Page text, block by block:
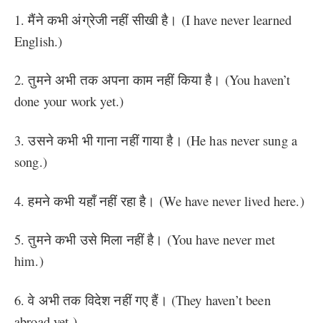
1. मैंने कभी अंग्रेजी नहीं सीखी है। (I have never learned
English.)
2. तुमने अभी तक अपना काम नहीं किया है। (You haven’t
done your work yet.)
3. उसने कभी भी गाना नहीं गाया है। (He has never sung a
song.)
4. हमने कभी यहाँ नहीं रहा है। (We have never lived here.)
5. तुमने कभी उसे मिला नहीं है। (You have never met
him.)
6. वे अभी तक विदेश नहीं गए हैं। (They haven’t been